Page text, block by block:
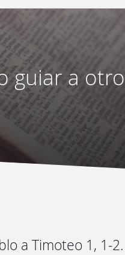
guiar a
a Timoteo 1, 1-